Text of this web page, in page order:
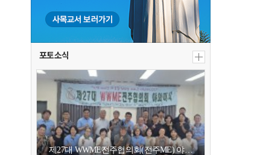
포토소식
제27대 WWME전주협의회(전주ME) 야…